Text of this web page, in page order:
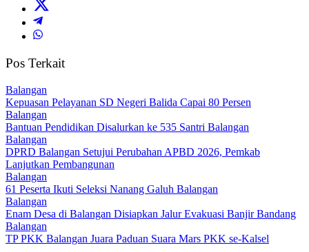
Pos Terkait
Balangan
Kepuasan Pelayanan SD Negeri Balida Capai 80 Persen
Balangan
Bantuan Pendidikan Disalurkan ke 535 Santri Balangan
Balangan
DPRD Balangan Setujui Perubahan APBD 2026, Pemkab
Lanjutkan Pembangunan
Balangan
61 Peserta Ikuti Seleksi Nanang Galuh Balangan
Balangan
Enam Desa di Balangan Disiapkan Jalur Evakuasi Banjir Bandang
Balangan
TP PKK Balangan Juara Paduan Suara Mars PKK se-Kalsel